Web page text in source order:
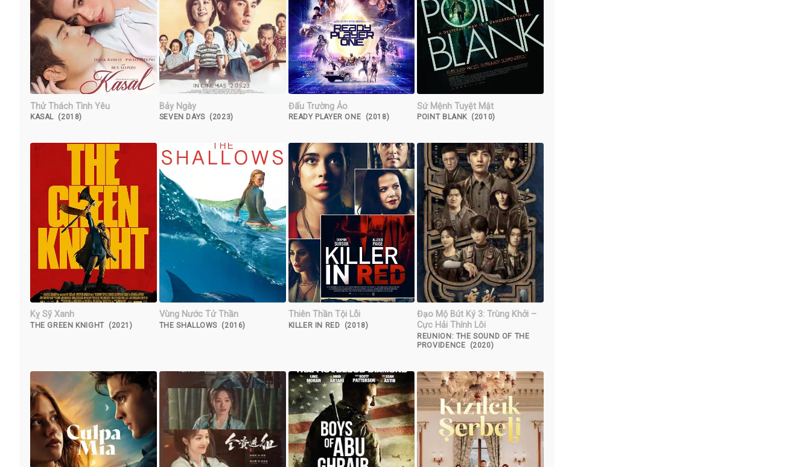
Thử Thách Tình Yêu
KASAL (2018)
Bảy Ngày
SEVEN DAYS (2023)
Đấu Trường Ảo
READY PLAYER ONE (2018)
Sứ Mệnh Tuyệt Mật
POINT BLANK (2010)
Kỵ Sỹ Xanh
THE GREEN KNIGHT (2021)
Vùng Nước Tử Thần
THE SHALLOWS (2016)
Thiên Thần Tội Lỗi
KILLER IN RED (2018)
Đạo Mộ Bút Ký 3: Trùng Khởi –
Cực Hải Thính Lôi
REUNION: THE SOUND OF THE
PROVIDENCE (2020)